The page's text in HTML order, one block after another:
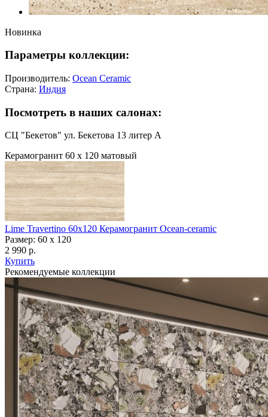
Новинка
Параметры коллекции:
Производитель: Ocean Ceramic
Страна: Индия
Посмотреть в наших салонах:
СЦ "Бекетов" ул. Бекетова 13 литер А
Керамогранит 60 х 120 матовый
Lime Travertino 60х120 Керамогранит Ocean-ceramic
Размер: 60 x 120
2 990 р.
Купить
Рекомендуемые коллекции